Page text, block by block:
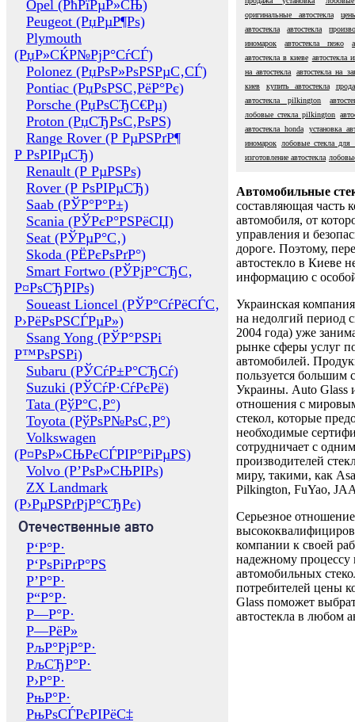
Opel (РћРїРµР»СЊ)
Peugeot (РџРµР¶Рѕ)
Plymouth
(РџР»СЌР№РјР°СѓСЃ)
Polonez (РџРѕР»РѕРЅРµС‚СЃ)
Pontiac (РџРѕРЅС‚РёР°Рє)
Porsche (РџРѕСЂС€Рµ)
Proton (РџСЂРѕС‚РѕРЅ)
Range Rover (Р РµРЅРґР¶
Р РѕРІРµСЂ)
Renault (Р РµРЅРѕ)
Rover (Р РѕРІРµСЂ)
Saab (РЎР°Р°Р±)
Scania (РЎРєР°РЅРёСЏ)
Seat (РЎРµР°С‚)
Skoda (РЁРєРѕРґР°)
Smart Fortwo (РЎРјР°СЂС‚
Р¤РѕСЂРІРѕ)
Soueast Lioncel (РЎР°СѓРёСЃС‚
Р›РёРѕРЅСЃРµР»)
Ssang Yong (РЎР°РЅРі
Р™РѕРЅРі)
Subaru (РЎСѓР±Р°СЂСѓ)
Suzuki (РЎСѓР·СѓРєРё)
Tata (РўР°С‚Р°)
Toyota (РўРѕР№РѕС‚Р°)
Volkswagen
(Р¤РѕР»СЊРєСЃРІР°РіРµРЅ)
Volvo (Р’РѕР»СЊРІРѕ)
ZX Landmark
(Р›РµРЅРґРјР°СЂРє)
Отечественные авто
Р‘Р°Р·
Р‘РѕРіРґР°РЅ
Р’Р°Р·
Р“Р°Р·
Р—Р°Р·
Р—РёР»
РљР°РјР°Р·
РљСЂР°Р·
Р›Р°Р·
РњР°Р·
РњРѕСЃРєРІРёС‡
оригинальные автостекла
автостекла
автостекла
иномарок
автостекла пежо
автостекла в киеве автостекла
на автостекла
автостекла на
киев
купить автостекла
автостекла pilkington
лобовые стекла pilkington
автостекла honda
установка
иномарок
лобовые стекла для
изготовление автостекла
Автомобильные
составляющая часть
автомобиля, от
управления и
дороге. Поэтому,
автостекло в Киеве
информацию с
Украинская
на недолгий период
2004 года) уже
рынке сферы услуг
автомобилей.
пользуется большим
Украины. Auto Glass
отношения с
стекол, которые
необходимые
сотрудничает с
производителей
миру, такими, как
Pilkington, FuYao,
Серьезное отношение
компании к своей
надежному процессу
автомобильных
потребителей цены
Glass поможет
автостекла в любом